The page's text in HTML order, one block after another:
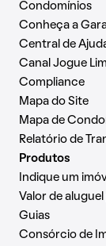
Condomínios
Conheça a
Central de
Canal Jogue
Compliance
Mapa do Site
Mapa de
Relatório de
Produtos
Indique um
Valor de
Guias
Consórcio de